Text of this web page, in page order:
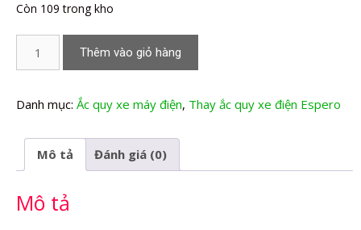
Còn 109 trong kho
xe
điện
M133h
sóc
Thêm vào giỏ hàng
Danh mục: Ắc quy xe máy điện, Thay ắc quy xe điện Espero
Mô tả Đánh giá (0)
Mô tả